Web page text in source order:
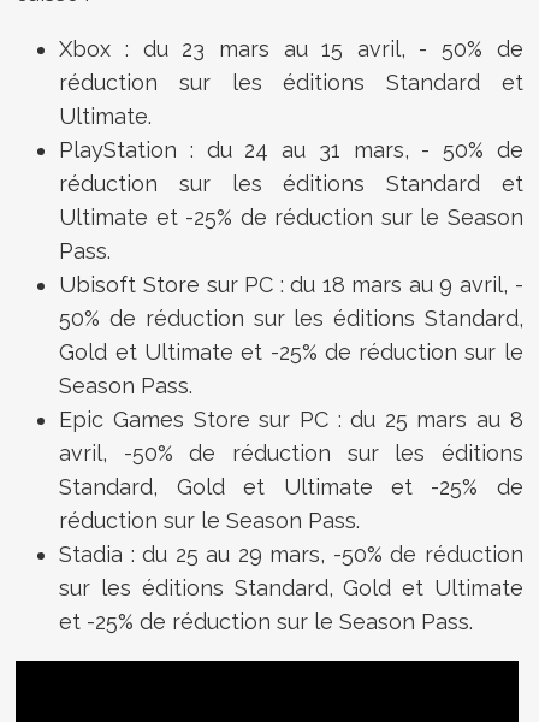
Xbox : du 23 mars au 15 avril, - 50% de
réduction sur les éditions Standard et
Ultimate.
PlayStation : du 24 au 31 mars, - 50% de
réduction sur les éditions Standard et
Ultimate et -25% de réduction sur le Season
Pass.
Ubisoft Store sur PC : du 18 mars au 9 avril, -
50% de réduction sur les éditions Standard,
Gold et Ultimate et -25% de réduction sur le
Season Pass.
Epic Games Store sur PC : du 25 mars au 8
avril, -50% de réduction sur les éditions
Standard, Gold et Ultimate et -25% de
réduction sur le Season Pass.
Stadia : du 25 au 29 mars, -50% de réduction
sur les éditions Standard, Gold et Ultimate
et -25% de réduction sur le Season Pass.